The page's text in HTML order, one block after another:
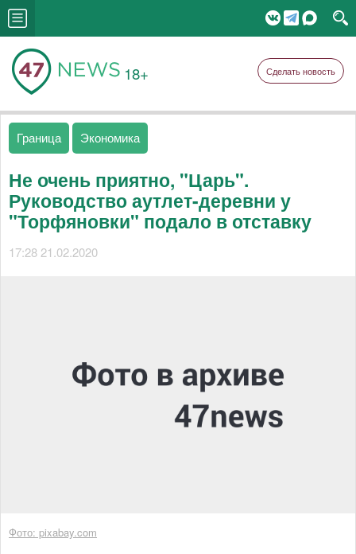
18+ Сделать новость
Граница Экономика
Не очень приятно, "Царь".
Руководство аутлет-деревни у
"Торфяновки" подало в отставку
17:28 21.02.2020
Фото: pixabay.com